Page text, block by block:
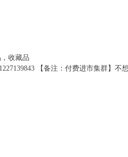
收藏品
【备注：付费进市集群】不